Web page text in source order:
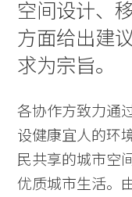
空间设计、
方面给出建
求为宗旨。
各协作方致力通
设健康宜人的环
民共享的城市空
优质城市生活。